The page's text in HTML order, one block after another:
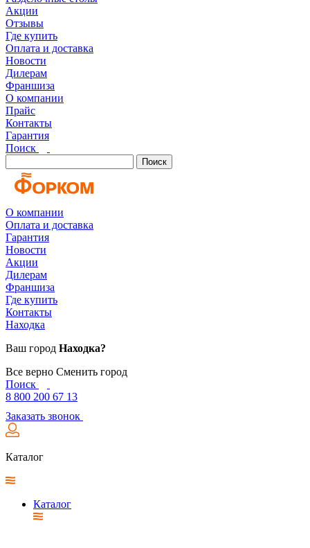
Акции
Отзывы
Где купить
Оплата и доставка
Новости
Дилерам
Франшиза
О компании
Прайс
Контакты
Гарантия
Поиск
Поиск
О компании
Оплата и доставка
Гарантия
Новости
Акции
Дилерам
Франшиза
Где купить
Контакты
Находка
Ваш город Находка?
Все верно Сменить город
Поиск
8 800 200 67 13
Заказать звонок
Каталог
Каталог